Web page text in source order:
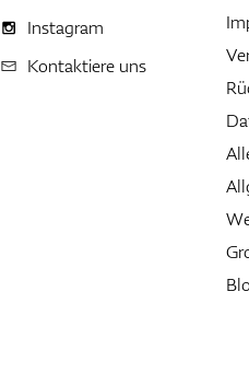
Instagram
Kontaktiere uns